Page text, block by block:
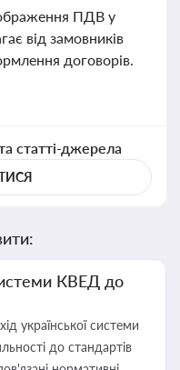
ПДВ у
від замовників
договорів.
статті-джерела
КВЕД до
української системи
до стандартів